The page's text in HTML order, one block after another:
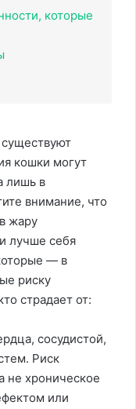
которые
кошки могут
лишь в
внимание, что
жару
лучше себя
— в
риску
страдает от:
сосудистой,
Риск
не хроническое
или